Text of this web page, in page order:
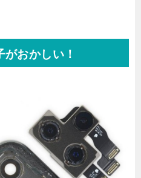
がおかしい！